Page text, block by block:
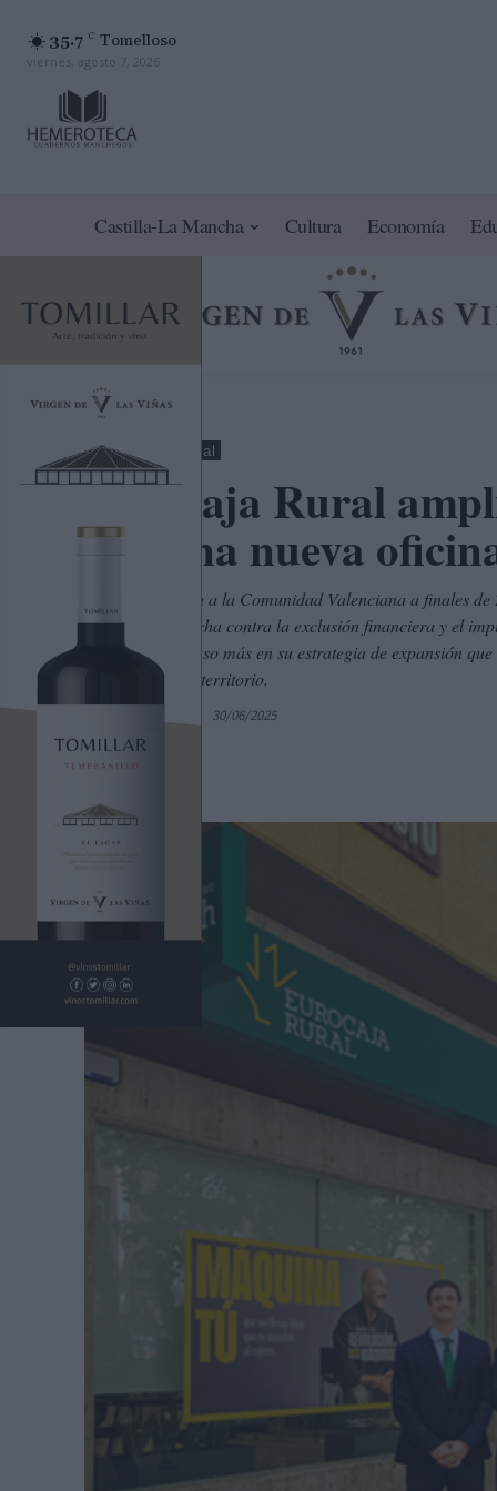
35.7 C Tomelloso
viernes, agosto 7, 2026
Castilla-La Mancha Cultura Economía
Toledo Nacional
Eurocaja Rural
con una nueva
Desde su llegada a la Comunidad Valenciana a finales
de empleo, la lucha contra la exclusión financiera y el
representa un paso más en su estrategia de expansión
de 68 en todo el territorio.
30/06/2025